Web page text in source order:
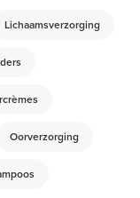
Lichaamsverzorging
Oorverzorging